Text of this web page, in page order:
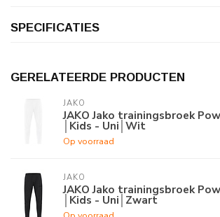
SPECIFICATIES
GERELATEERDE PRODUCTEN
JAKO
JAKO Jako trainingsbroek
│Kids - Uni│Wit
Op voorraad
JAKO
JAKO Jako trainingsbroek
│Kids - Uni│Zwart